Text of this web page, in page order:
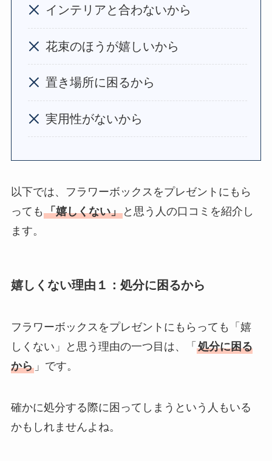
【男女100人回答】
フラーのプレゼント
嬉しくない
いらないと思われな
いか調査！
気？100人に聞いてみ
SHIROのプレゼント
インテリアと合わないから
花束のほうが嬉しいから
置き場所に困るから
実用性がないから
以下では、フラワーボックスをプレゼントにもら
っても 「嬉しくない」と思う人の口コミを紹介し
ます。
嬉しくない理由１：処分に困るから
フラワーボックスをプレゼントにもらっても「嬉
しくない」と思う理由の一つ目は、「 処分に困る
から」です。
確かに処分する際に困ってしまうという人もいる
かもしれませんよね。